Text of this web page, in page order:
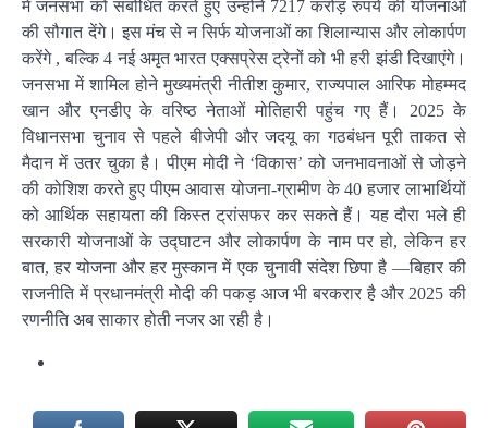
में जनसभा को संबोधित करते हुए उन्होंने 7217 करोड़ रुपये की योजनाओं
की सौगात देंगे। इस मंच से न सिर्फ योजनाओं का शिलान्यास और लोकार्पण
करेंगे , बल्कि 4 नई अमृत भारत एक्सप्रेस ट्रेनों को भी हरी झंडी दिखाएंगे।
जनसभा में शामिल होने मुख्यमंत्री नीतीश कुमार, राज्यपाल आरिफ मोहम्मद
खान और एनडीए के वरिष्ठ नेताओं मोतिहारी पहुंच गए हैं। 2025 के
विधानसभा चुनाव से पहले बीजेपी और जदयू का गठबंधन पूरी ताकत से
मैदान में उतर चुका है। पीएम मोदी ने ‘विकास’ को जनभावनाओं से जोड़ने
की कोशिश करते हुए पीएम आवास योजना-ग्रामीण के 40 हजार लाभार्थियों
को आर्थिक सहायता की किस्त ट्रांसफर कर सकते हैं। यह दौरा भले ही
सरकारी योजनाओं के उद्घाटन और लोकार्पण के नाम पर हो, लेकिन हर
बात, हर योजना और हर मुस्कान में एक चुनावी संदेश छिपा है —बिहार की
राजनीति में प्रधानमंत्री मोदी की पकड़ आज भी बरकरार है और 2025 की
रणनीति अब साकार होती नजर आ रही है।